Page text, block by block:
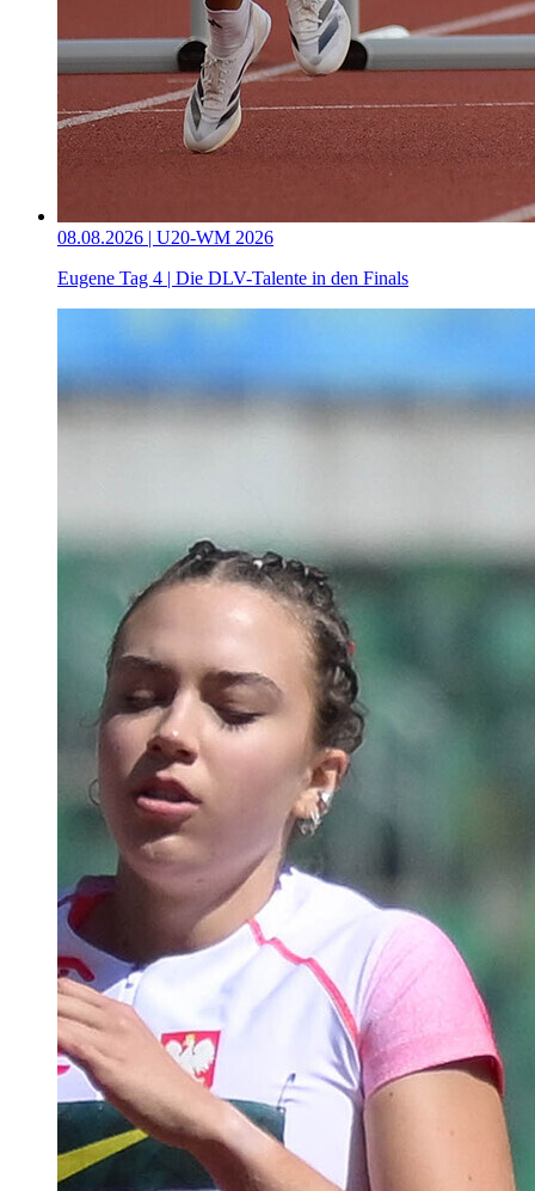
08.08.2026 | U20-WM 2026
Eugene Tag 4 | Die DLV-Talente in den Finals